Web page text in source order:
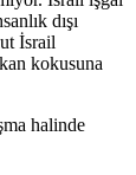
dışı
İsrail
kokusuna
halinde